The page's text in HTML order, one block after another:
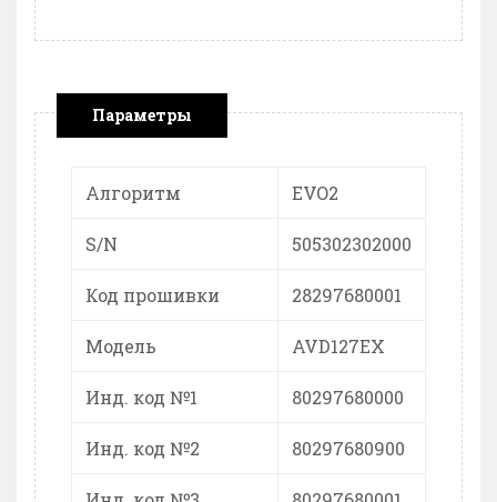
Параметры
Алгоритм EVO2
S/N 505302302000
Код прошивки 28297680001
Модель AVD127EX
Инд. код №1 80297680000
Инд. код №2 80297680900